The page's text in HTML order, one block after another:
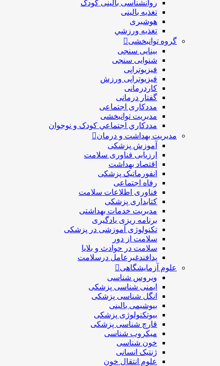
روانشناسی بالینی کودک
تغذیه بالینی
هوشبری
تغذيه ورزشي
گروه توانبخشی
بینایی سنجی
شنوایی سنجی
فیزیوتراپی
فیزیوتراپی ورزش
کاردرمانی
گفتار درمانی
مددکاری اجتماعی
مديريت توانبخشی
مددکاري اجتماعي کودک و نوجوان
مدیریت بهداشت و درمان
آموزش پزشکی
ارزیابی فناوری سلامت
اقتصاد بهداشت
انفورماتیک پزشکی
رفاه اجتماعی
فناوری اطلاعات سلامت
کتابداری پزشکی
مديريت خدمات بهداشتی
برنامه ریزی یادگیری
تکنولوژی آموزشی در پزشکی
سلامت از دور
سلامت در حوادث و بلایا
پدافندغیرعامل درسلامت
علوم آزمایشگاهی
ویروس شناسی
ایمنی شناسی پزشكی
انگل شناسی پزشکی
بیوشیمی بالینی
بیوتکنولوژی پزشکی
قارچ شناسی پزشکی
ميكروب شناسی
خون شناسی
ژنتیک انسانی
علوم انتقال خون